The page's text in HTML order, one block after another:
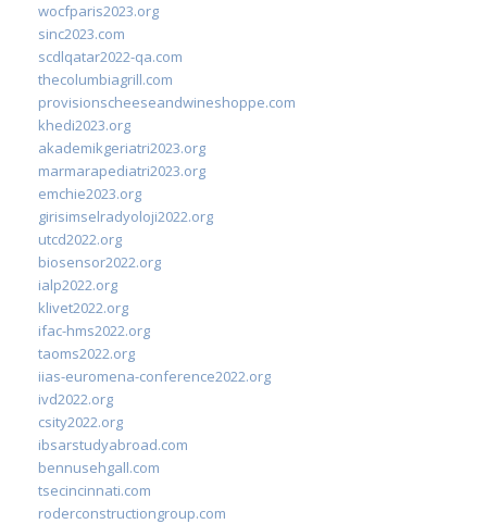
wocfparis2023.org
sinc2023.com
scdlqatar2022-qa.com
thecolumbiagrill.com
provisionscheeseandwineshoppe.com
khedi2023.org
akademikgeriatri2023.org
marmarapediatri2023.org
emchie2023.org
girisimselradyoloji2022.org
utcd2022.org
biosensor2022.org
ialp2022.org
klivet2022.org
ifac-hms2022.org
taoms2022.org
iias-euromena-conference2022.org
ivd2022.org
csity2022.org
ibsarstudyabroad.com
bennusehgall.com
tsecincinnati.com
roderconstructiongroup.com